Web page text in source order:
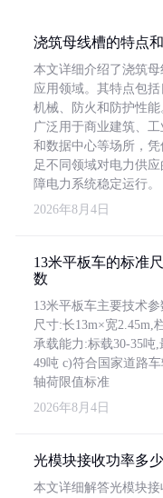
浇筑母线槽的特点
本文详细介绍了浇筑母
应用领域。其特点包括
机械、防火和防护性能
广泛用于商业建筑、
和数据中心等场所，
足不同领域对电力供
障电力系统稳定运行。
2026年8月4日
13米平板车的标准
数
13米平板车主要技术
尺寸:长13m×宽2.45m,
承载能力:标载30-35吨
49吨 c)符合国家道路
轴荷限值标准
2026年8月4日
光模块接收功率多
本文详细解答光模块